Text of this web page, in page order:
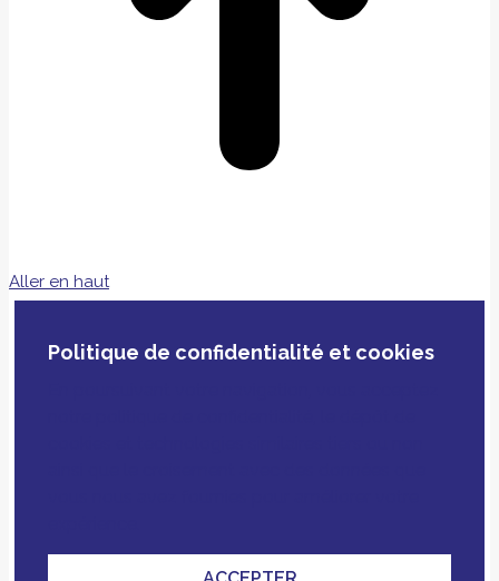
Aller en haut
Politique de confidentialité et cookies